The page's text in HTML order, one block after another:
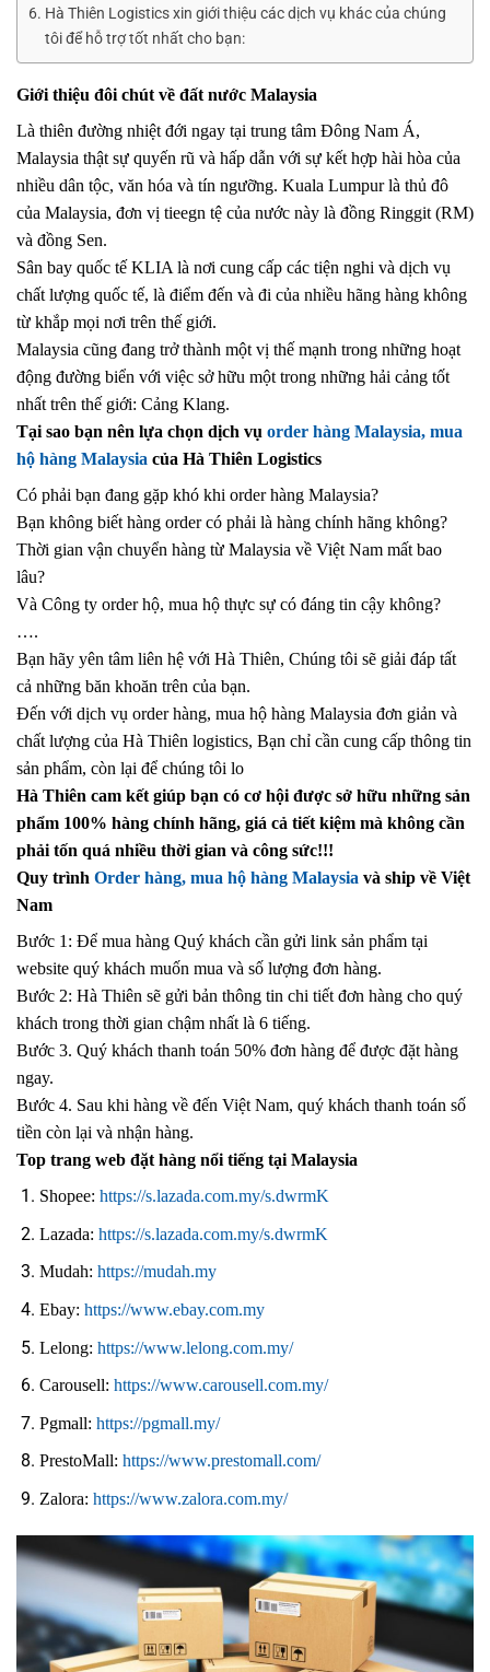
Hà Thiên Logistics xin giới thiệu các dịch vụ khác của chúng
tôi để hỗ trợ tốt nhất cho bạn:
Giới thiệu đôi chút về đất nước Malaysia
Là thiên đường nhiệt đới ngay tại trung tâm Đông Nam Á,
Malaysia thật sự quyến rũ và hấp dẫn với sự kết hợp hài hòa của
nhiều dân tộc, văn hóa và tín ngưỡng. Kuala Lumpur là thủ đô
của Malaysia, đơn vị tieegn tệ của nước này là đồng Ringgit (RM)
và đồng Sen.
Sân bay quốc tế KLIA là nơi cung cấp các tiện nghi và dịch vụ
chất lượng quốc tế, là điểm đến và đi của nhiều hãng hàng không
từ khắp mọi nơi trên thế giới.
Malaysia cũng đang trở thành một vị thế mạnh trong những hoạt
động đường biển với việc sở hữu một trong những hải cảng tốt
nhất trên thế giới: Cảng Klang.
Tại sao bạn nên lựa chọn dịch vụ order hàng Malaysia, mua
hộ hàng Malaysia của Hà Thiên Logistics
Có phải bạn đang gặp khó khi order hàng Malaysia?
Bạn không biết hàng order có phải là hàng chính hãng không?
Thời gian vận chuyển hàng từ Malaysia về Việt Nam mất bao
lâu?
Và Công ty order hộ, mua hộ thực sự có đáng tin cậy không?
….
Bạn hãy yên tâm liên hệ với Hà Thiên, Chúng tôi sẽ giải đáp tất
cả những băn khoăn trên của bạn.
Đến với dịch vụ order hàng, mua hộ hàng Malaysia đơn giản và
chất lượng của Hà Thiên logistics, Bạn chỉ cần cung cấp thông tin
sản phẩm, còn lại để chúng tôi lo
Hà Thiên cam kết giúp bạn có cơ hội được sở hữu những sản
phẩm 100% hàng chính hãng, giá cả tiết kiệm mà không cần
phải tốn quá nhiều thời gian và công sức!!!
Quy trình Order hàng, mua hộ hàng Malaysia và ship về Việt
Nam
Bước 1: Để mua hàng Quý khách cần gửi link sản phẩm tại
website quý khách muốn mua và số lượng đơn hàng.
Bước 2: Hà Thiên sẽ gửi bản thông tin chi tiết đơn hàng cho quý
khách trong thời gian chậm nhất là 6 tiếng.
Bước 3. Quý khách thanh toán 50% đơn hàng để được đặt hàng
ngay.
Bước 4. Sau khi hàng về đến Việt Nam, quý khách thanh toán số
tiền còn lại và nhận hàng.
Top trang web đặt hàng nổi tiếng tại Malaysia
Shopee: https://s.lazada.com.my/s.dwrmK
Lazada: https://s.lazada.com.my/s.dwrmK
Mudah: https://mudah.my
Ebay: https://www.ebay.com.my
Lelong: https://www.lelong.com.my/
Carousell: https://www.carousell.com.my/
Pgmall: https://pgmall.my/
PrestoMall: https://www.prestomall.com/
Zalora: https://www.zalora.com.my/